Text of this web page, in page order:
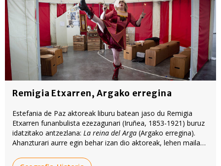
Remigia Etxarren, Argako erregina
Estefania de Paz aktoreak liburu batean jaso du Remigia
Etxarren funanbulista ezezagunari (Iruñea, 1853-1921) buruz
idatzitako antzezlana: La reina del Arga (Argako erregina).
Ahanzturari aurre egin behar izan dio aktoreak, lehen mailako